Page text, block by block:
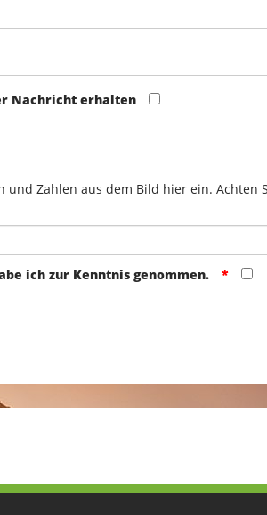
Nachricht erhalten
und Zahlen aus dem Bild hier ein. Achten
ich zur Kenntnis genommen.